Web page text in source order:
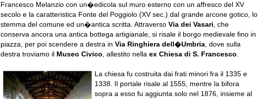
Francesco Melanzio con un�edicola sul muro esterno con un affresco del XV
secolo e la caratteristica Fonte del Poggiolo (XV sec.) dal grande arcone gotico, lo
stemma del comune ed un�antica scritta. Attraverso Via dei Vasari , che
conserva ancora una antica bottega artigianale, si risale il borgo medievale fino in
piazza, per poi scendere a destra in Via Ringhiera dell�Umbria , dove sulla
destra troviamo il Museo Civico , allestito nella ex Chiesa di S. Francesco
La chiesa fu costruita dai frati minori fra il 1335 e
1338. Il portale risale al 1555, mentre la bifora
sopra a esso fu aggiunta solo nel 1876, insieme al